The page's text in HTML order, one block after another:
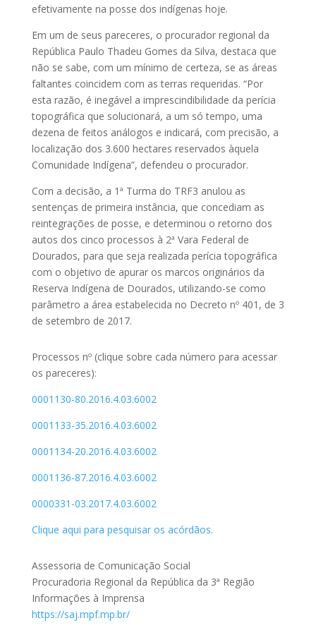
efetivamente na posse dos indígenas hoje.
Em um de seus pareceres, o procurador regional da
República Paulo Thadeu Gomes da Silva, destaca que
não se sabe, com um mínimo de certeza, se as áreas
faltantes coincidem com as terras requeridas. “Por
esta razão, é inegável a imprescindibilidade da perícia
topográfica que solucionará, a um só tempo, uma
dezena de feitos análogos e indicará, com precisão, a
localização dos 3.600 hectares reservados àquela
Comunidade Indígena”, defendeu o procurador.
Com a decisão, a 1ª Turma do TRF3 anulou as
sentenças de primeira instância, que concediam as
reintegrações de posse, e determinou o retorno dos
autos dos cinco processos à 2ª Vara Federal de
Dourados, para que seja realizada perícia topográfica
com o objetivo de apurar os marcos originários da
Reserva Indígena de Dourados, utilizando-se como
parâmetro a área estabelecida no Decreto nº 401, de 3
de setembro de 2017.
Processos nº (clique sobre cada número para acessar
os pareceres):
0001130-80.2016.4.03.6002
0001133-35.2016.4.03.6002
0001134-20.2016.4.03.6002
0001136-87.2016.4.03.6002
0000331-03.2017.4.03.6002
Clique aqui para pesquisar os acórdãos.
Assessoria de Comunicação Social
Procuradoria Regional da República da 3ª Região
Informações à Imprensa
https://saj.mpf.mp.br/